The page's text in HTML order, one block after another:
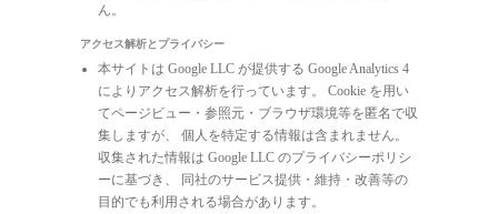
ん。
アクセス解析とプライバシー
本サイトは Google LLC が提供する Google Analytics 4
によりアクセス解析を行っています。 Cookie を用い
てページビュー・参照元・ブラウザ環境等を匿名で収
集しますが、 個人を特定する情報は含まれません。
収集された情報は Google LLC のプライバシーポリシ
ーに基づき、 同社のサービス提供・維持・改善等の
目的でも利用される場合があります。